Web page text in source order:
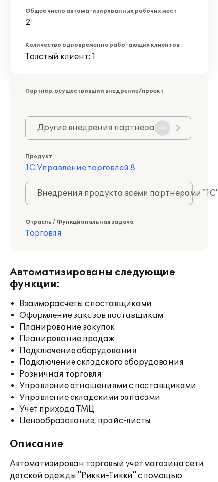
Общее число автоматизированных рабочих мест
2
Количество одновременно работающих клиентов
Толстый клиент: 1
Партнер, осуществивший внедрение/проект
Другие внедрения партнера 10
Продукт
1С:Управление торговлей 8
Внедрения продукта всеми партнерами
Отрасль / Функциональная задача
Торговля
Автоматизированы следующие
функции:
Взаиморасчеты с поставщиками
Оформление заказов поставщикам
Планирование закупок
Планирование продаж
Подключение оборудования
Подключение складского оборудования
Розничная торговля
Управление отношениями с поставщиками
Управление складскими запасами
Учет прихода ТМЦ
Ценообразование, прайс-листы
Описание
Автоматизирован торговый учет магазина сети
детской одежды "Рикки-Тикки" с помощью